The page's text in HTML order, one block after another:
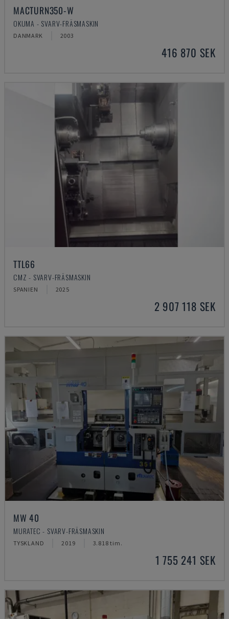
MACTURN350-W
OKUMA - SVARV-FRÄSMASKIN
DANMARK 2003
416 870 SEK
TTL66
CMZ - SVARV-FRÄSMASKIN
SPANIEN 2025
2 907 118 SEK
MW 40
MURATEC - SVARV-FRÄSMASKIN
TYSKLAND 2019 3.818 tim.
1 755 241 SEK